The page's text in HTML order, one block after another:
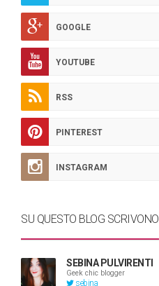
GOOGLE
YOUTUBE
RSS
PINTEREST
INSTAGRAM
SU QUESTO BLOG SCRIVONO
SEBINA PULVIRENTI
Geek chic blogger
sebina